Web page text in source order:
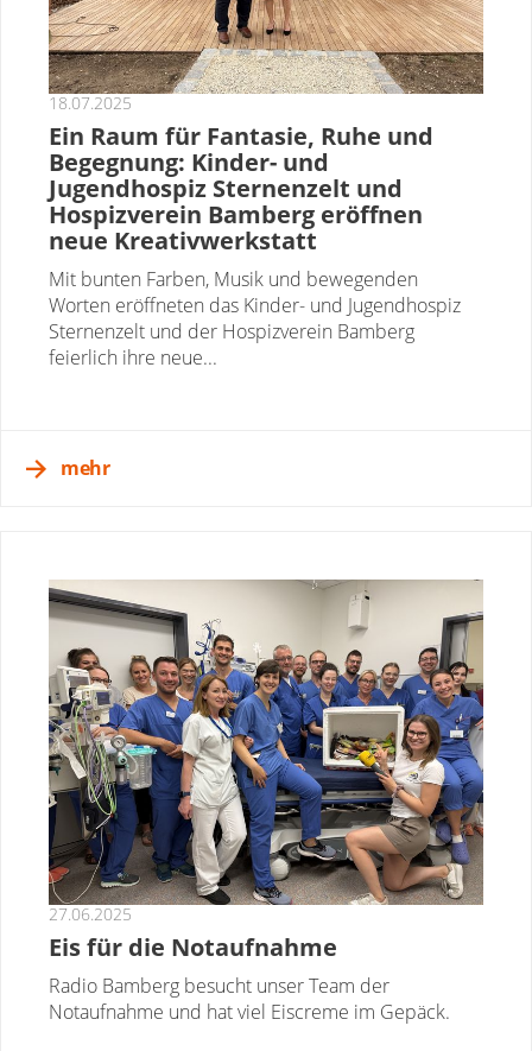
18.07.2025
Ein Raum für Fantasie, Ruhe und
Begegnung: Kinder- und
Jugendhospiz Sternenzelt und
Hospizverein Bamberg eröffnen
neue Kreativwerkstatt
Mit bunten Farben, Musik und bewegenden
Worten eröffneten das Kinder- und Jugendhospiz
Sternenzelt und der Hospizverein Bamberg
feierlich ihre neue...
mehr
27.06.2025
Eis für die Notaufnahme
Radio Bamberg besucht unser Team der
Notaufnahme und hat viel Eiscreme im Gepäck.